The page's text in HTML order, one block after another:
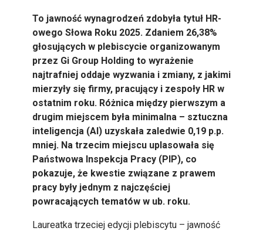
To jawność wynagrodzeń zdobyła tytuł HR-
owego Słowa Roku 2025. Zdaniem 26,38%
głosujących w plebiscycie organizowanym
przez Gi Group Holding to wyrażenie
najtrafniej oddaje wyzwania i zmiany, z jakimi
mierzyły się firmy, pracujący i zespoły HR w
ostatnim roku. Różnica między pierwszym a
drugim miejscem była minimalna – sztuczna
inteligencja (AI) uzyskała zaledwie 0,19 p.p.
mniej. Na trzecim miejscu uplasowała się
Państwowa Inspekcja Pracy (PIP), co
pokazuje, że kwestie związane z prawem
pracy były jednym z najczęściej
powracających tematów w ub. roku.
Laureatka trzeciej edycji plebiscytu – jawność